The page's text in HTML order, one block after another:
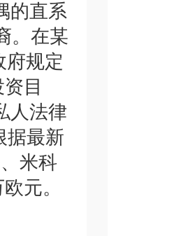
的直系
。在某
府规定
目
人法律
据最新
米科
元。